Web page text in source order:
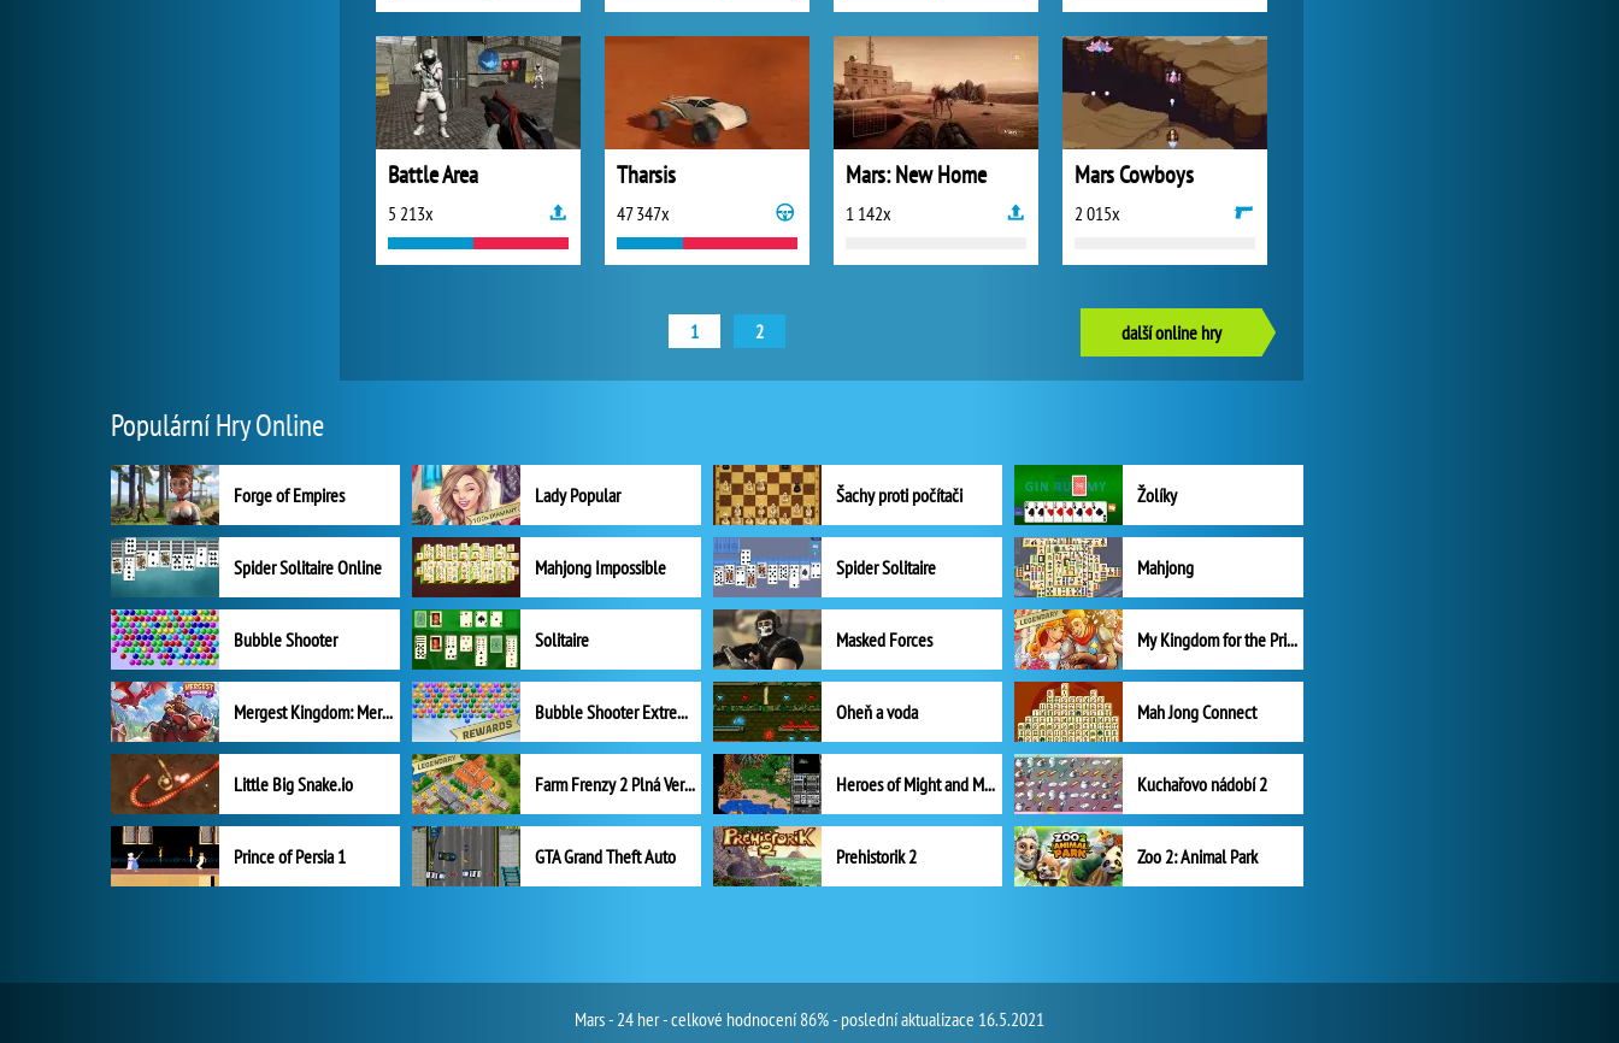
Battle Area
5 213x
Tharsis
47 347x
Mars: New Home
1 142x
Mars Cowboys
2 015x
1 2 další online hry
Populární Hry Online
Forge of Empires Lady Popular Šachy proti počítači Žolíky
Spider Solitaire Online Mahjong Impossible Spider Solitaire Mahjong
Bubble Shooter Solitaire Masked Forces My Kingdom for the Princess Plná verze
Mergest Kingdom: Merge Puzzle Bubble Shooter Extreme Oheň a voda Mah Jong Connect
Little Big Snake.io Farm Frenzy 2 Plná Verze Heroes of Might and Magic II Kuchařovo nádobí 2
Prince of Persia 1 GTA Grand Theft Auto Prehistorik 2 Zoo 2: Animal Park
Mars - 24 her - celkové hodnocení 86% - poslední aktualizace 16.5.2021